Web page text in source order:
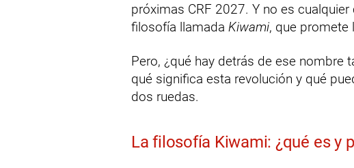
próximas CRF 2027. Y no es
filosofía llamada Kiwami, que promete
Pero, ¿qué hay detrás de ese nombre
qué significa esta revolución y qué
dos ruedas.
La filosofía Kiwami: ¿qué es y